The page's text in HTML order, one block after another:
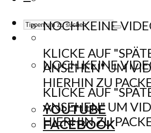
NOCH KEINE
KLICKE AUF
ANSEHEN" UM
HIERHIN ZU
YOUTUBE
FACEBOOK
NOCH KEINE
KLICKE AUF
ANSEHEN" UM
HIERHIN ZU